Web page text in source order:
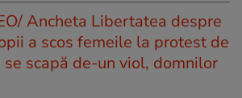
Ancheta Libertatea despre
a scos femeile la protest de
se scapă de-un viol, domnilor